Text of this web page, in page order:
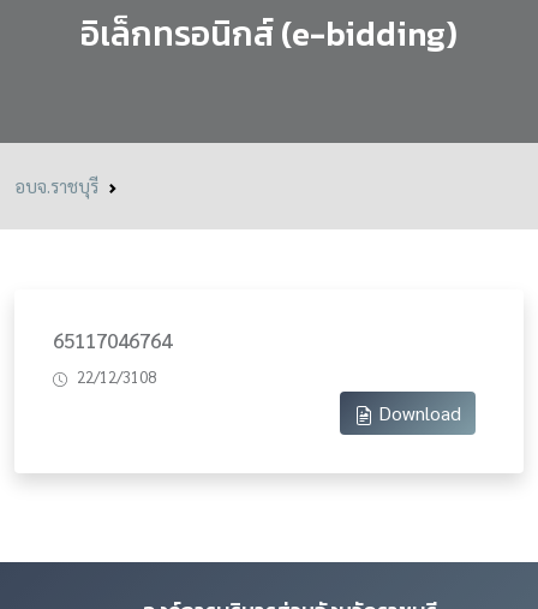
อิเล็กทรอนิกส์ (e-bidding)
อบจ.ราชบุรี
65117046764
22/12/3108
Download